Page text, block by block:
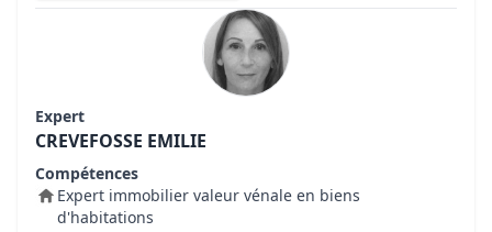
Expert
CREVEFOSSE EMILIE
Compétences
Expert immobilier valeur vénale en biens
d'habitations